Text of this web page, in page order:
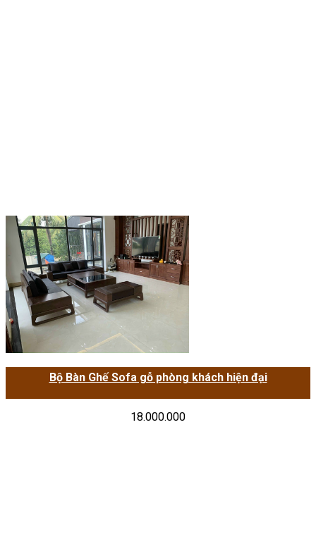
Bộ Bàn Ghế Sofa gỗ phòng khách hiện đại
18.000.000